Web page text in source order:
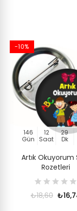
-10%
146
Gün
12
Saat
29
Dk
Artık Okuyorum
Rozetleri
₺18,60